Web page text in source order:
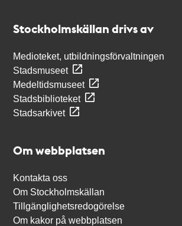
Stockholmskällan drivs av
Medioteket, utbildningsförvaltningen
Stadsmuseet
Medeltidsmuseet
Stadsbiblioteket
Stadsarkivet
Om webbplatsen
Kontakta oss
Om Stockholmskällan
Tillgänglighetsredogörelse
Om kakor på webbplatsen